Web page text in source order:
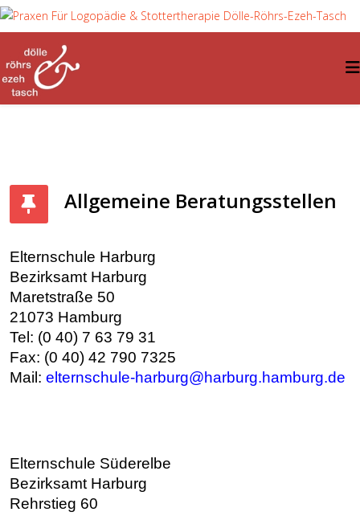
Allgemeine Beratungsstellen
Elternschule Harburg
Bezirksamt Harburg
Maretstraße 50
21073 Hamburg
Tel: (0 40) 7 63 79 31
Fax: (0 40) 42 790 7325
Mail: elternschule-harburg@harburg.hamburg.de
Elternschule Süderelbe
Bezirksamt Harburg
Rehrstieg 60